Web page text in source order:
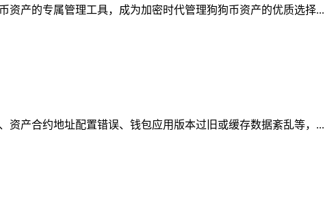
产的专属管理工具，成为加密时代管理狗狗币资产的优质选择...
产合约地址配置错误、钱包应用版本过旧或缓存数据紊乱等，...